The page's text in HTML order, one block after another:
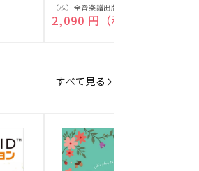
販
売
（株）全音楽譜出版社
通常価格
2,090 円（税込）
すべて見る